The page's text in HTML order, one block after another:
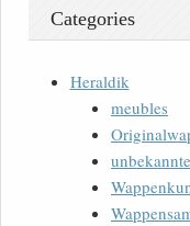
Categories
Heraldik
meubles